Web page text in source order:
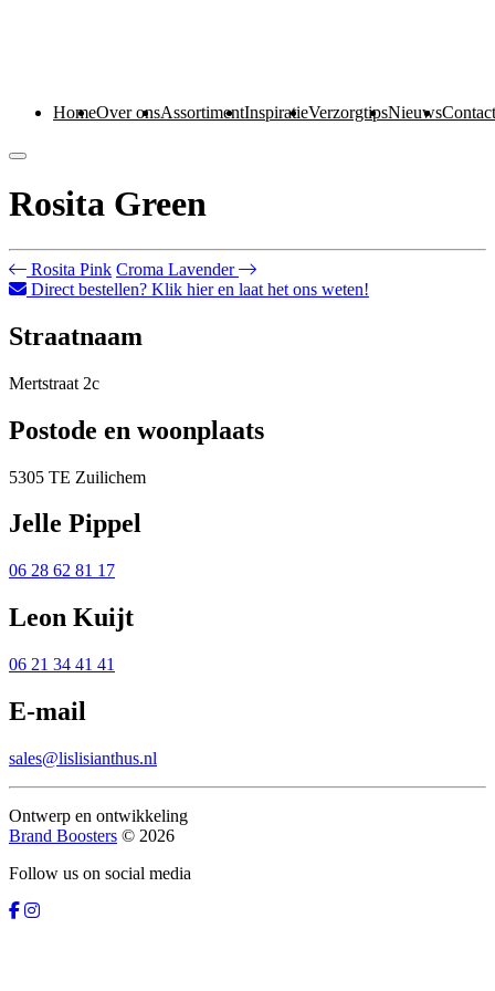
HomeOver onsAssortimentInspiratieVerzorgtipsNieuwsContact
Rosita Green
Rosita Pink Croma Lavender
Direct bestellen? Klik hier en laat het ons weten!
Straatnaam
Mertstraat 2c
Postode en woonplaats
5305 TE Zuilichem
Jelle Pippel
06 28 62 81 17
Leon Kuijt
06 21 34 41 41
E-mail
sales@lislisianthus.nl
Ontwerp en ontwikkeling
Brand Boosters © 2026
Follow us on social media